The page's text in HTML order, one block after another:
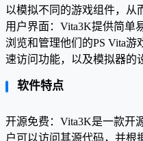
以模拟不同的游戏组件，从
用户界面：Vita3K提供简单
浏览和管理他们的PS Vita
速访问功能，以及模拟器的
软件特点
开源免费：Vita3K是一款开
户可以访问其源代码，并根